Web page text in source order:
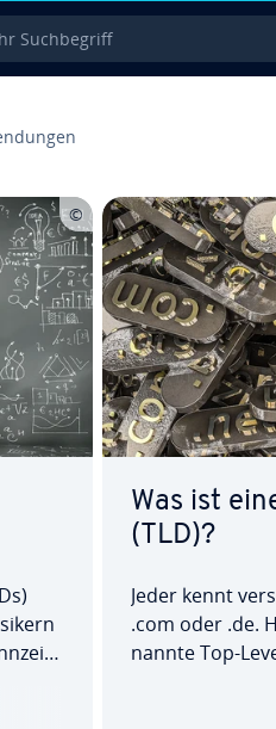
Such­be­griff
Was ist
(TLD)?
Jeder kennt
.com oder .de.
nann­te Top-